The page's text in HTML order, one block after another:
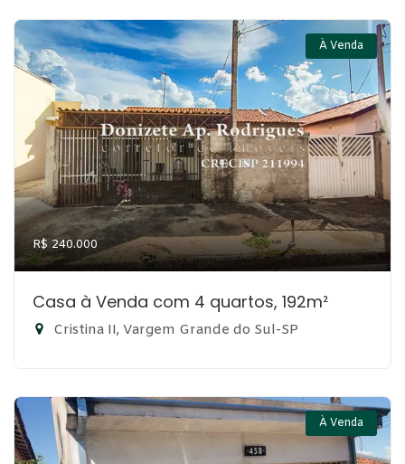
À Venda
R$ 240.000
Casa à Venda com 4 quartos, 192m²
Cristina II, Vargem Grande do Sul-SP
À Venda